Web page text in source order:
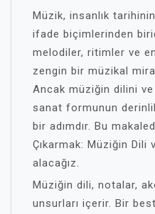
Müzik, insanlık
ifade biçimlerinden
melodiler, ritimler ve
zengin bir müzikal
Ancak müziğin dilini
sanat formunun
bir adımdır. Bu
Çıkarmak: Müziğin Dili
alacağız.
Müziğin dili, notalar,
unsurları içerir. Bir